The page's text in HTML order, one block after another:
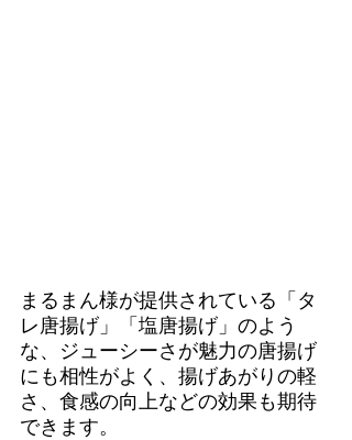
まるまん様が提供されている「タ
レ唐揚げ」「塩唐揚げ」のよう
な、ジューシーさが魅力の唐揚げ
にも相性がよく、揚げあがりの軽
さ、食感の向上などの効果も期待
できます。